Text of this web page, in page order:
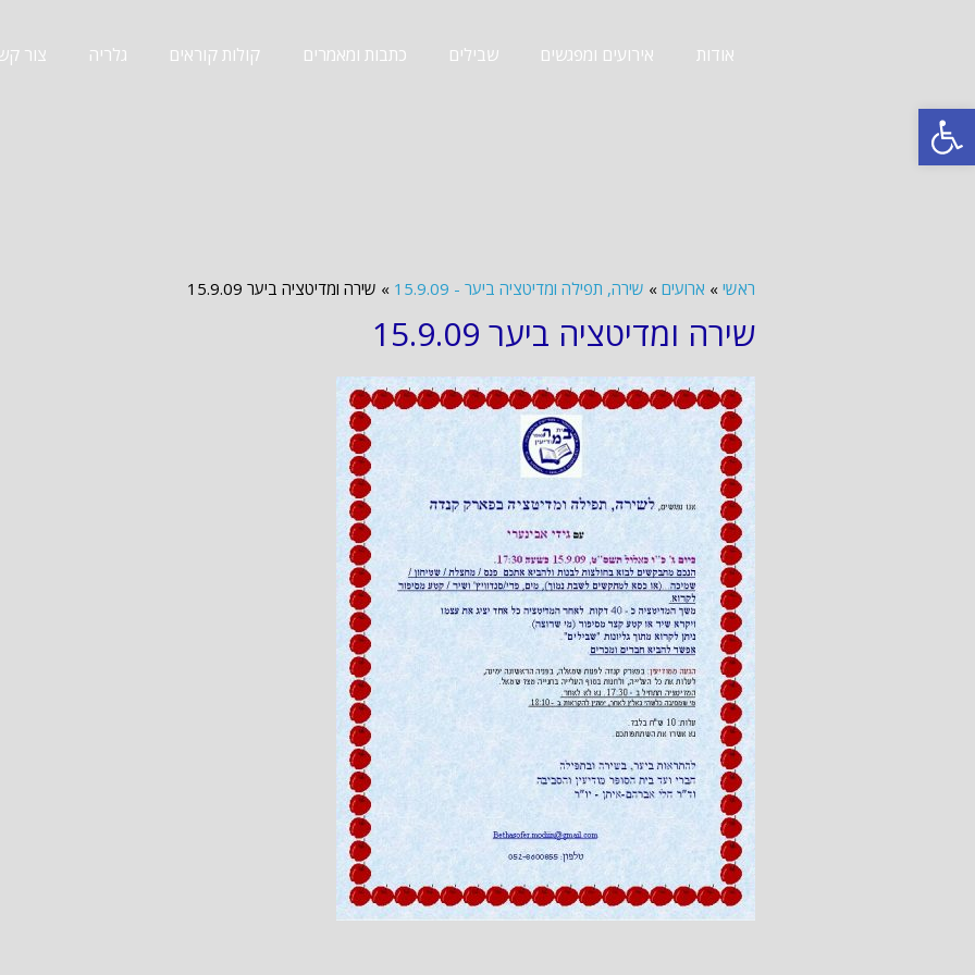
פתח סרגל נגישות
אודות אירועים ומפגשים שבילים כתבות ומאמרים קולות קוראים גלריה צור
ראשי » ארועים » שירה, תפילה ומדיטציה ביער - 15.9.09 » שירה ומדיטציה ביער 15.9.09
שירה ומדיטציה ביער 15.9.09